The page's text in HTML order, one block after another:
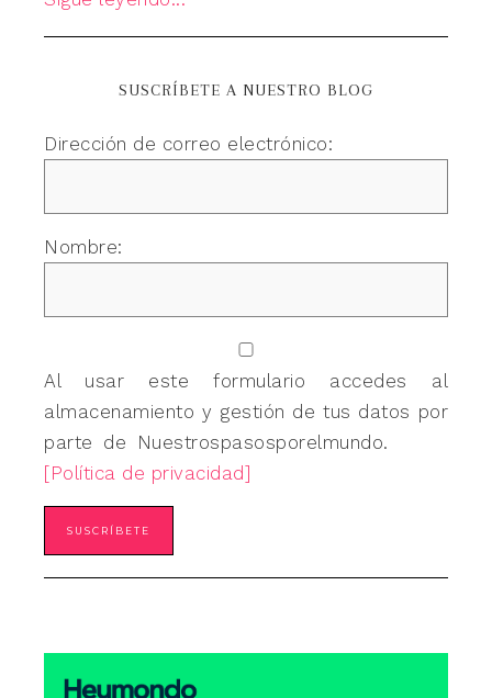
SUSCRÍBETE A NUESTRO BLOG
Dirección de correo electrónico:
Nombre:
Al usar este formulario accedes al
almacenamiento y gestión de tus datos por
parte de Nuestrospasosporelmundo.
[Política de privacidad]